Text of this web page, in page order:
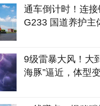
通车倒计时！连
G233 国道养护主
9级雷暴大风！大
海豚”逼近，体型